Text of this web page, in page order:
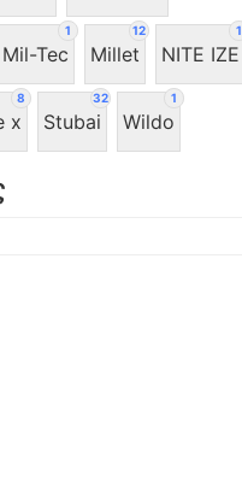
1
Mil-Tec
12
Millet
1
NITE IZE
8
x
32
Stubai
1
Wildo